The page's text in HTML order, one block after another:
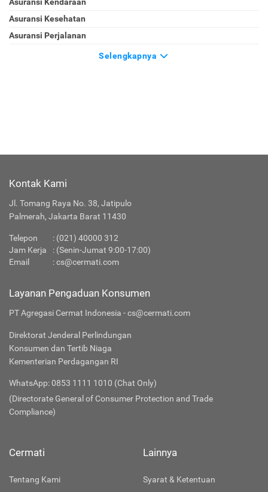
Asuransi Kesehatan
Asuransi Perjalanan
Selengkapnya
Kontak Kami
Jl. Tomang Raya No. 38, Jatipulo
Palmerah, Jakarta Barat 11430
Telepon : (021) 40000 312
Jam Kerja
: (Senin-Jumat 9:00-17:00)
Email
:cs@cermati.com
Layanan Pengaduan Konsumen
PT Agregasi Cermat Indonesia - cs@cermati.com
Direktorat Jenderal Perlindungan
Konsumen dan Tertib Niaga
Kementerian Perdagangan RI
WhatsApp: 0853 1111 1010 (Chat Only)
(Directorate General of Consumer Protection and Trade
Compliance)
Cermati
Tentang Kami
Lainnya
Syarat & Ketentuan